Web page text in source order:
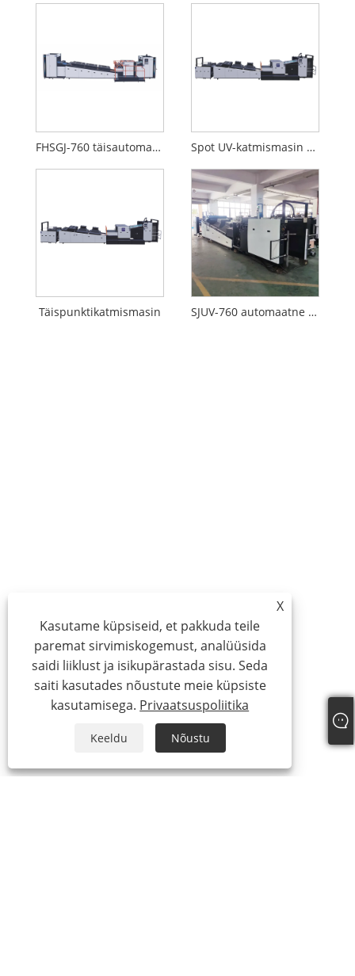
FHSGJ-760 täisautomaatne kiire täiskohaga lakkimismasin Spot UV-katmismasin digitaalprintimiseks
Täispunktikatmismasin SJUV-760 automaatne punkt-UV-katmismasin
X
Kasutame küpsiseid, et pakkuda teile
paremat sirvimiskogemust, analüüsida
saidi liiklust ja isikupärastada sisu. Seda
saiti kasutades nõustute meie küpsiste
kasutamisega. Privaatsuspoliitika
Keeldu Nõustu